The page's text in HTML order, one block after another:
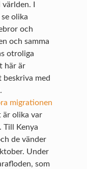
I
olika
och
och samma
otroliga
här är
beskriva med
migrationen
är olika var
Till Kenya
de vänder
Under
som